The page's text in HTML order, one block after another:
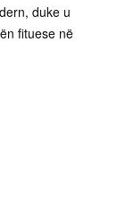
duke u
fituese në